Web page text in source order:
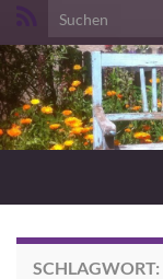
Search for:
SCHLAGWORT: